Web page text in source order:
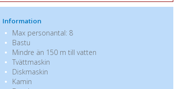
Information
Max personantal: 8
Bastu
Mindre än 150 m till vatten
Tvättmaskin
Diskmaskin
Kamin